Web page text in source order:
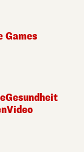
Games
Gesundheit
Video